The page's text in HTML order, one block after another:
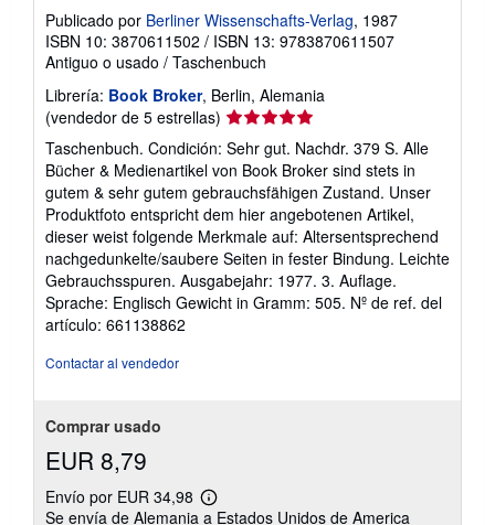
Publicado por Berliner Wissenschafts-Verlag, 1987
ISBN 10: 3870611502 / ISBN 13: 9783870611507
Antiguo o usado / Taschenbuch
Librería: Book Broker, Berlin, Alemania
(vendedor de 5 estrellas) Calificación
del
vendedor:
5
de
5
estrellas
Taschenbuch. Condición: Sehr gut. Nachdr. 379 S. Alle
Bücher & Medienartikel von Book Broker sind stets in
gutem & sehr gutem gebrauchsfähigen Zustand. Unser
Produktfoto entspricht dem hier angebotenen Artikel,
dieser weist folgende Merkmale auf: Altersentsprechend
nachgedunkelte/saubere Seiten in fester Bindung. Leichte
Gebrauchsspuren. Ausgabejahr: 1977. 3. Auflage.
Sprache: Englisch Gewicht in Gramm: 505. Nº de ref. del
artículo: 661138862
Contactar al vendedor
Comprar usado
EUR 8,79
Envío por EUR 34,98
Más
información
Se envía de Alemania a Estados Unidos de America